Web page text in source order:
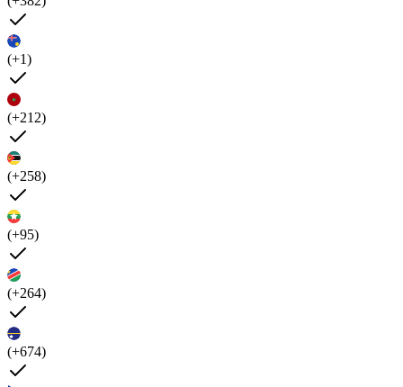
(+1)
(+212)
(+258)
(+95)
(+264)
(+674)